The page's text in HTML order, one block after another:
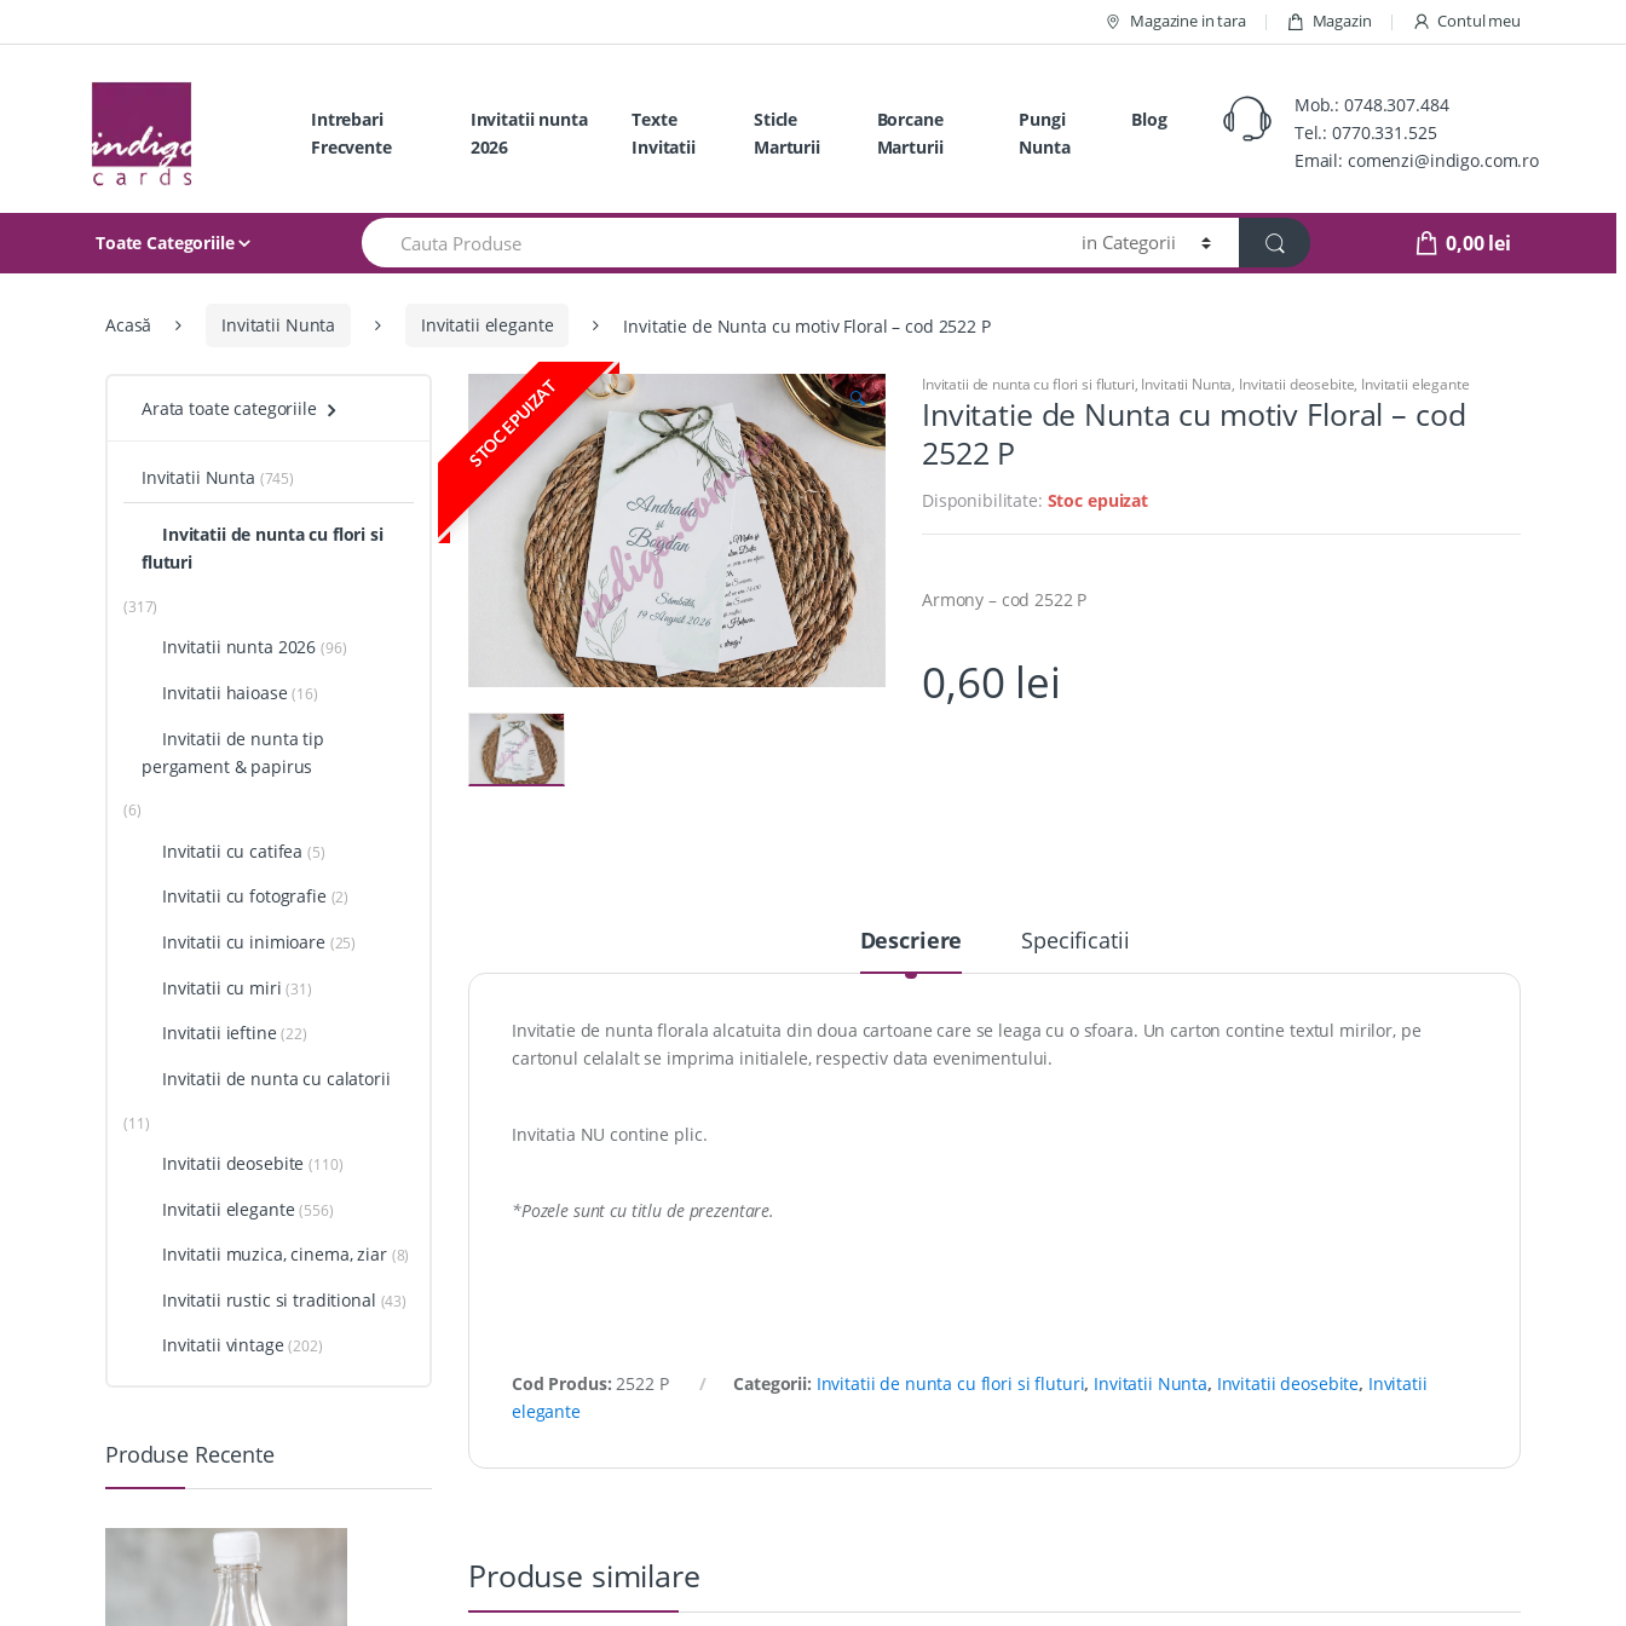
to
to
Magazine in tara Magazin Contul meu
Intrebari
Frecvente
Invitatii nunta
2026
Texte
Invitatii
Sticle
Marturii
Borcane
Marturii
Pungi
Nunta
Blog
Mob.:0748.307.484
Tel.:0770.331.525
Email: comenzi@indigo.com.ro
Toate Categoriile
Search
0,00lei
Acasă Invitatii Nunta Invitatii elegante Invitatie de Nunta cu motiv Floral – cod 2522 P
STOC EPUIZAT 🔍
Invitatii de nunta cu flori si fluturi, Invitatii Nunta, Invitatii deosebite, Invitatii elegante
Invitatie de Nunta cu motiv Floral – cod
2522 P
Disponibilitate: Stoc epuizat
Armony – cod 2522 P
0,60 lei
Descriere Specificatii
Invitatie de nunta florala alcatuita din doua cartoane care se leaga cu o sfoara. Un carton contine textul mirilor, pe
cartonul celalalt se imprima initialele, respectiv data evenimentului.
Invitatia NU contine plic.
*Pozele sunt cu titlu de prezentare.
Cod Produs:2522 P Categorii: Invitatii de nunta cu flori si fluturi, Invitatii Nunta, Invitatii deosebite, Invitatii
elegante
Produse similare
Arata toate categoriile
Invitatii Nunta (745)
Invitatii de nunta cu flori si
fluturi
(317)
Invitatii nunta 2026 (96)
Invitatii haioase (16)
Invitatii de nunta tip
pergament & papirus
(6)
Invitatii cu catifea (5)
Invitatii cu fotografie (2)
Invitatii cu inimioare (25)
Invitatii cu miri (31)
Invitatii ieftine (22)
Invitatii de nunta cu calatorii
(11)
Invitatii deosebite (110)
Invitatii elegante (556)
Invitatii muzica, cinema, ziar (8)
Invitatii rustic si traditional (43)
Invitatii vintage (202)
Produse Recente